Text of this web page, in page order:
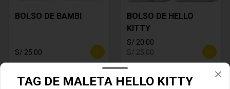
BOLSO DE BAMBI
S/ 25.00
BOLSO DE HELLO
KITTY
S/ 20.00
S/ 25.00
TAG DE MALETA HELLO KITTY